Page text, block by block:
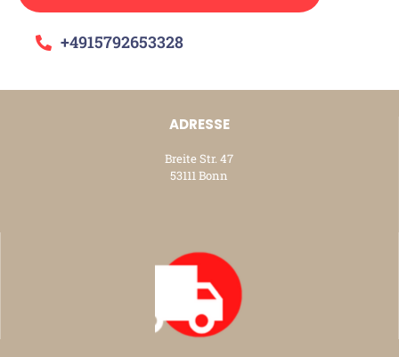
+4915792653328
ADRESSE
Breite Str. 47
53111 Bonn